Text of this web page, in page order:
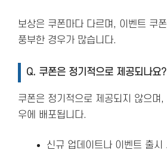
보상은 쿠폰마다 다르며, 이벤트 쿠
풍부한 경우가 많습니다.
Q. 쿠폰은 정기적으로 제공되나요?
쿠폰은 정기적으로 제공되지 않으며
우에 배포됩니다.
신규 업데이트나 이벤트 출시